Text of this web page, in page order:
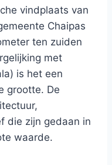
vindplaats van
Chaipas
ten zuiden
met
is het een
grootte. De
die zijn gedaan in
waarde.